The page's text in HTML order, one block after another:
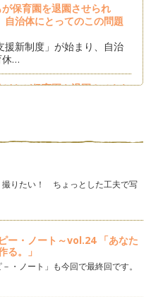
保育園を退園させられ
治体にとってのこの問題
援新制度」が始まり、自治
休…
もが保育園を退園させられ
新制度」が始まり、自治
…
２
て、保育園は保育、幼稚園
て、…
１
新制度」がスタートし、保
…
ン！
市販の離乳食エプロンを買
撮りたい！ ちょっとした工夫で写
ー・ノート～vol.24 「あなた
る。」
・ノート」も今回で最終回です。